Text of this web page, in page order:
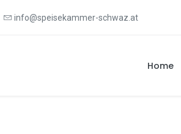
info@speisekammer-schwaz.at
Home